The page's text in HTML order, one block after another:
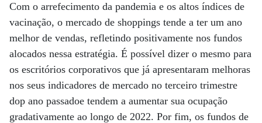
Com o arrefecimento da pandemia e os altos índices de
vacinação, o mercado de shoppings tende a ter um ano
melhor de vendas, refletindo positivamente nos fundos
alocados nessa estratégia. É possível dizer o mesmo para
os escritórios corporativos que já apresentaram melhoras
nos seus indicadores de mercado no terceiro trimestre
dop ano passadoe tendem a aumentar sua ocupação
gradativamente ao longo de 2022. Por fim, os fundos de